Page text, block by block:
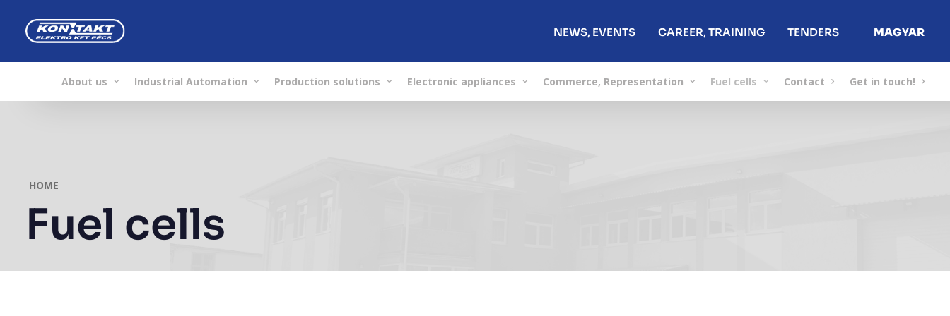
NEWS, EVENTS CAREER, TRAINING TENDERS MAGYAR
About us Industrial Automation Production solutions Electronic appliances Commerce, Representation Fuel cells Contact Get in touch!
HOME
Fuel cells